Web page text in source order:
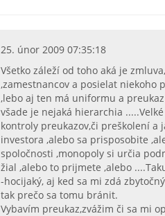
25. únor 2009 07:35:18
Všetko záleží od toho aká je
,zamestnancov a posielat niekoho
,lebo aj ten má uniformu a
všade je nejaká hierarchia
kontroly preukazov,či preškolení a
investora ,alebo sa prisposobite
spoločnosti ,monopoly si určia
žial ,alebo to prijmete ,alebo
-hocijaký, aj ked sa mi zdá
tak prečo sa tomu bránit.
Vybavím preukaz,zvážim či sa mi